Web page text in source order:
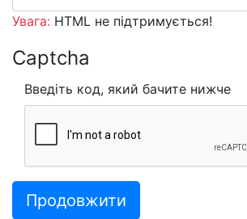
Увага: HTML не підтримується!
Captcha
Введіть код, який бачите нижче
Продовжити